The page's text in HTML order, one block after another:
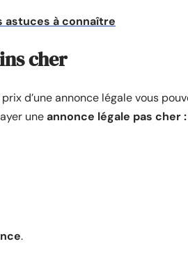
astuces à connaître
cher
d’une annonce légale vous
uneannonce légale pas cher :
.